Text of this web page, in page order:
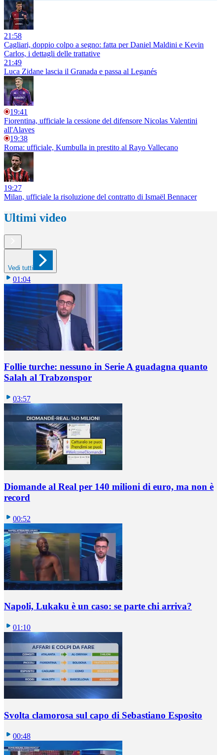
21:58
Cagliari, doppio colpo a segno: fatta per Daniel Maldini e Kevin
Carlos, i dettagli delle trattative
21:49
Luca Zidane lascia il Granada e passa al Leganés
19:41
Fiorentina, ufficiale la cessione del difensore Nicolas Valentini
all'Alaves
19:38
Roma: ufficiale, Kumbulla in prestito al Rayo Vallecano
19:27
Milan, ufficiale la risoluzione del contratto di Ismaël Bennacer
Ultimi video
Vedi tutti
01:04
Follie turche: nessuno in Serie A guadagna quanto
Salah al Trabzonspor
03:57
Diomande al Real per 140 milioni di euro, ma non è
record
00:52
Napoli, Lukaku è un caso: se parte chi arriva?
01:10
Svolta clamorosa sul capo di Sebastiano Esposito
00:48